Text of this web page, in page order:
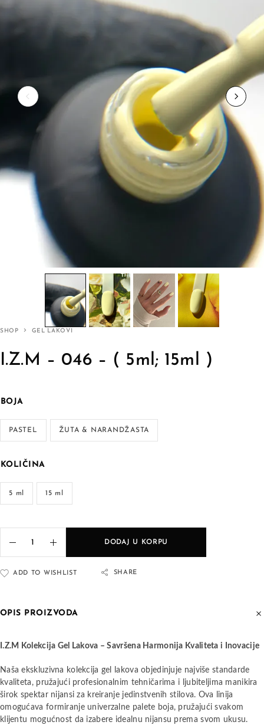
SHOP GEL LAKOVI
I.Z.M – 046 – ( 5ml; 15ml )
BOJA
PASTEL ŽUTA & NARANDŽASTA
KOLIČINA
5 ml 15 ml
DODAJ U KORPU
ADD TO WISHLIST SHARE
OPIS PROIZVODA
I.Z.M Kolekcija Gel Lakova – Savršena Harmonija Kvaliteta i Inovacije
Naša ekskluzivna kolekcija gel lakova objedinjuje najviše standarde
kvaliteta, pružajući profesionalnim tehničarima i ljubiteljima manikira
širok spektar nijansi za kreiranje jedinstvenih stilova. Ova linija
omogućava formiranje univerzalne palete boja, pružajući svakom
klijentu mogućnost da izabere idealnu nijansu prema svom ukusu.